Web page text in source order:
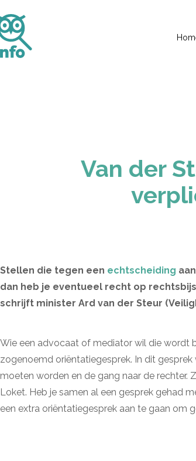
Van der
Stellen die tegen een echtscheiding
dan heb je eventueel recht op
schrijft minister Ard van der Steur
Wie een advocaat of mediator wil die wordt
zogenoemd oriëntatiegesprek. In dit
moeten worden en de gang naar de rechter.
Loket. Heb je samen al een gesprek gehad
een extra oriëntatiegesprek aan te gaan om